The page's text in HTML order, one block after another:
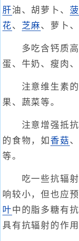
肝油、胡萝卜、
花、 芝麻、萝卜
多吃含钙质高
蛋、牛奶、瘦肉、
注意维生素的
果、蔬菜等。
注意增强抵抗
的食物，如 香菇
等。
吃一些抗辐射
响较小，但也应
叶中的脂多糖有
具有抗辐射的作用